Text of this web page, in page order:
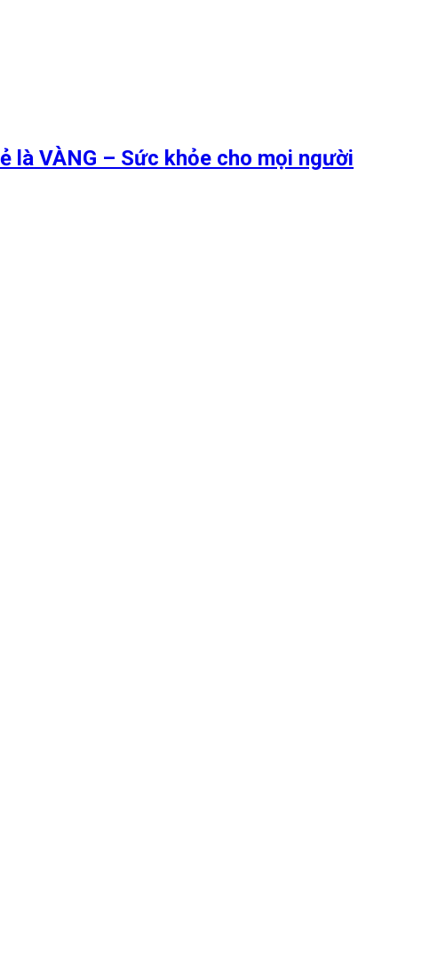
là VÀNG – Sức khỏe cho mọi người